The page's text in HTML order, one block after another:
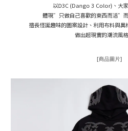
以D3C (Dango 3 Color)、大家
體現”只做自己喜歡的東西而活”而
擅長怪誕趣味的圖案設計、利用布料與異
做出超現實的潮流風
[商品圖片]